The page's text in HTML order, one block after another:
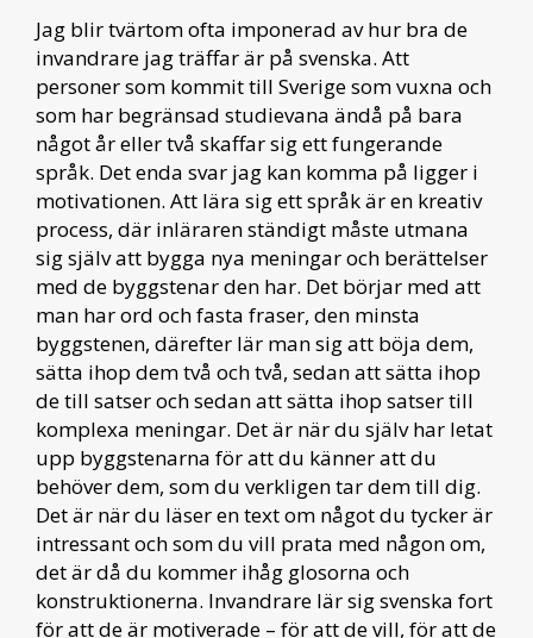
Jag blir tvärtom ofta imponerad av hur bra de
invandrare jag träffar är på svenska. Att
personer som kommit till Sverige som vuxna och
som har begränsad studievana ändå på bara
något år eller två skaffar sig ett fungerande
språk. Det enda svar jag kan komma på ligger i
motivationen. Att lära sig ett språk är en kreativ
process, där inläraren ständigt måste utmana
sig själv att bygga nya meningar och berättelser
med de byggstenar den har. Det börjar med att
man har ord och fasta fraser, den minsta
byggstenen, därefter lär man sig att böja dem,
sätta ihop dem två och två, sedan att sätta ihop
de till satser och sedan att sätta ihop satser till
komplexa meningar. Det är när du själv har letat
upp byggstenarna för att du känner att du
behöver dem, som du verkligen tar dem till dig.
Det är när du läser en text om något du tycker är
intressant och som du vill prata med någon om,
det är då du kommer ihåg glosorna och
konstruktionerna. Invandrare lär sig svenska fort
för att de är motiverade – för att de vill, för att de